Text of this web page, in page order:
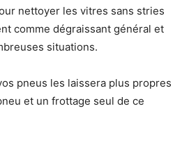
nettoyer les vitres sans stries
comme dégraissant général et
situations.
pneus les laissera plus propres
et un frottage seul de ce